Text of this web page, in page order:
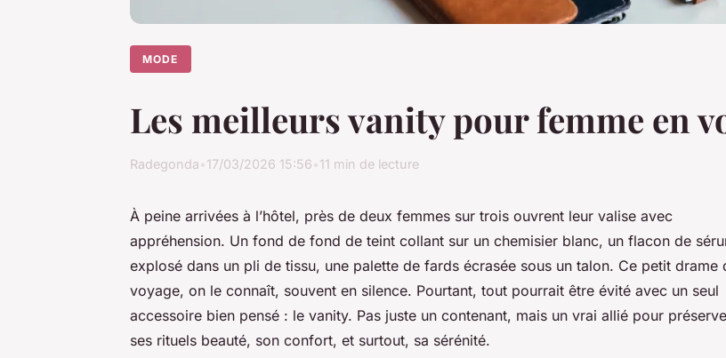
MODE
Les meilleurs vanity pour femme en
Radegonda 17/03/2026 15:56 11 min de lecture
À peine arrivées à l’hôtel, près de deux femmes sur trois ouvrent leur valise avec
appréhension. Un fond de fond de teint collant sur un chemisier blanc, un flacon de
explosé dans un pli de tissu, une palette de fards écrasée sous un talon. Ce petit drame
voyage, on le connaît, souvent en silence. Pourtant, tout pourrait être évité avec un seul
accessoire bien pensé : le vanity. Pas juste un contenant, mais un vrai allié pour
ses rituels beauté, son confort, et surtout, sa sérénité.